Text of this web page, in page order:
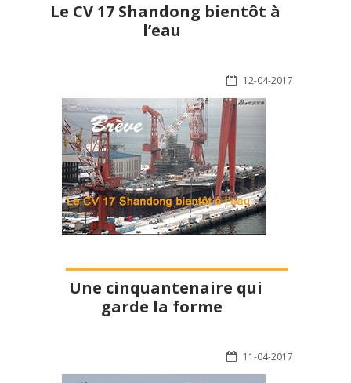
Le CV 17 Shandong bientôt à
l’eau
12-04-2017
Une cinquantenaire qui
garde la forme
11-04-2017